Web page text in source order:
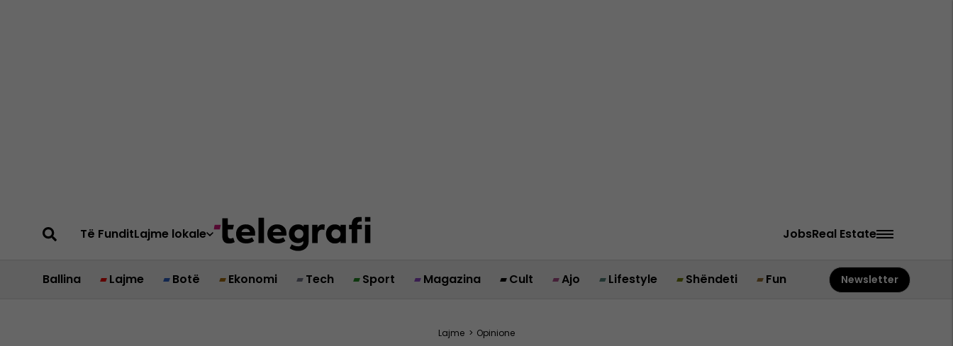
Të FunditLajme lokale JobsReal Estate
Ballina Lajme Botë Ekonomi Tech Sport Magazina Cult Ajo Lifestyle Shëndeti Fun Newsletter
Lajme > Opinione